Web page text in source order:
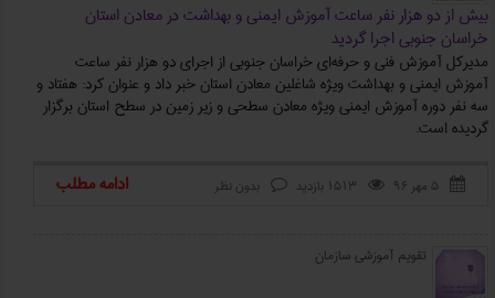
بیش از دو هزار نفر ساعت آموزش ایمنی و بهداشت در معادن استان
خراسان جنوبی اجرا گردید
مدیرکل آموزش فنی و حرفه‌ای خراسان جنوبی از اجرای دو هزار نفر ساعت
آموزش ایمنی و بهداشت ویژه شاغلین معادن استان خبر داد و عنوان کرد: هفتاد و
سه نفر دوره آموزش ایمنی ویژه معادن سطحی و زیر زمین در سطح استان برگزار
گردیده است.
 ۵ مهر ۹۶  1513 بازدید  بدون نظر ادامه مطلب
تقویم آموزشی سازمان